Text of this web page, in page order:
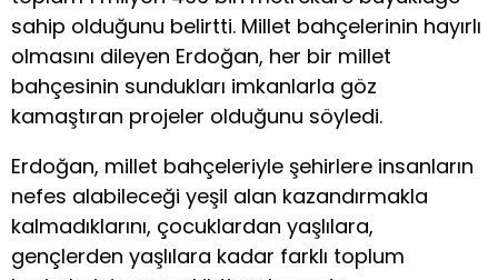
sahip olduğunu belirtti. Millet bahçelerinin hayırlı
olmasını dileyen Erdoğan, her bir millet
bahçesinin sundukları imkanlarla göz
kamaştıran projeler olduğunu söyledi.
Erdoğan, millet bahçeleriyle şehirlere insanların
nefes alabileceği yeşil alan kazandırmakla
kalmadıklarını, çocuklardan yaşlılara,
gençlerden yaşlılara kadar farklı toplum